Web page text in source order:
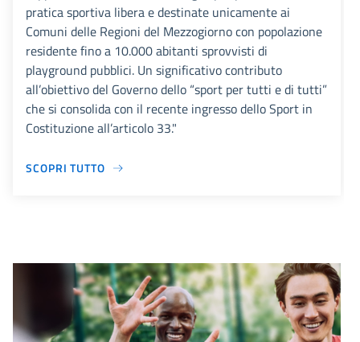
pratica sportiva libera e destinate unicamente ai
Comuni delle Regioni del Mezzogiorno con popolazione
residente fino a 10.000 abitanti sprovvisti di
playground pubblici. Un significativo contributo
all’obiettivo del Governo dello “sport per tutti e di tutti”
che si consolida con il recente ingresso dello Sport in
Costituzione all’articolo 33."
SCOPRI TUTTO